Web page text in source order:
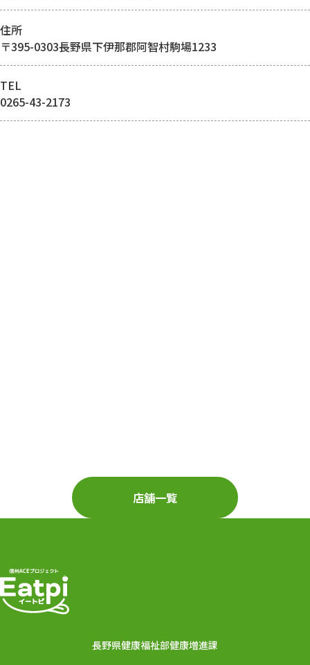
住所
〒395-0303長野県下伊那郡阿智村駒場1233
TEL
0265-43-2173
店舗一覧
長野県健康福祉部健康増進課